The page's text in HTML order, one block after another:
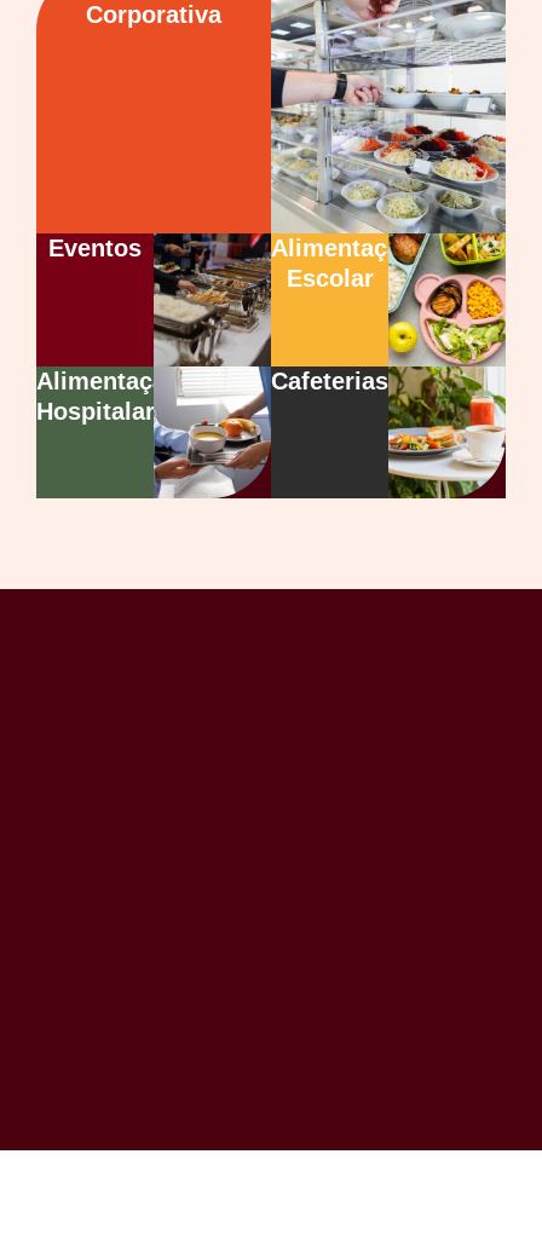
Corporativa
Eventos
Alimentação
Escolar
Alimentação
Hospitalar
Cafeterias